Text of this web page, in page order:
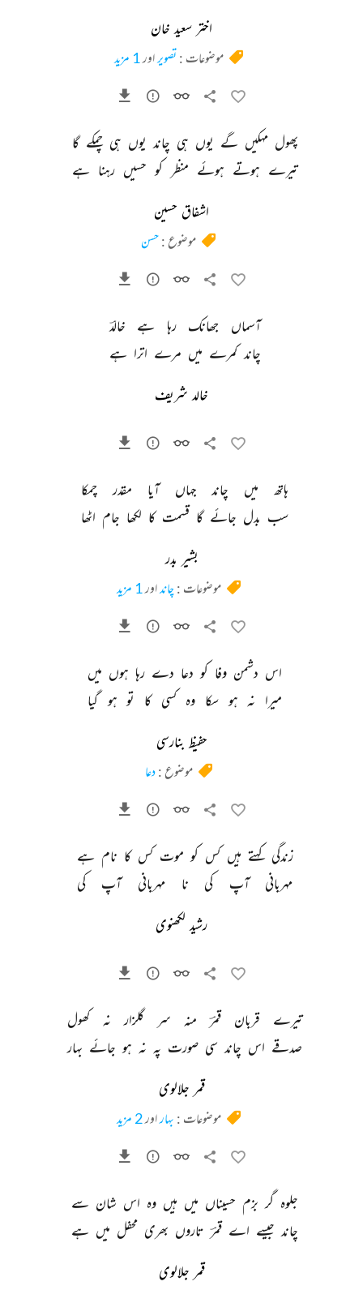
اختر سعید خان
موضوعات : تصویراور1 مزید
پھول مہکیں گے یوں ہی چاند یوں ہی چمکے گا
تیرے ہوتے ہوئے منظر کو حسیں رہنا ہے
اشفاق حسین
موضوع :حسن
آسماں جھانک رہا ہے
خالدؔ
چاند کمرے میں مرے اترا ہے
خالد شریف
ہاتھ میں چاند جہاں آیا مقدر
چمکا
سب بدل جائے گا قسمت کا لکھا جام اٹھا
بشیر بدر
موضوعات : چانداور1 مزید
اس دشمن وفا کو دعا دے رہا ہوں میں
میرا نہ ہو سکا وہ کسی کا تو ہو گیا
حفیظ بنارسی
موضوع :دعا
زندگی کہتے ہیں کس کو موت کس کا نام ہے
مہربانی
آپ کی نا مہربانی آپ کی
رشید لکھنوی
تیرے قربان قمرؔ منہ سر گلزار نہ
کھول
صدقے اس چاند سی صورت پہ نہ ہو جائے بہار
قمر جلالوی
موضوعات : بہاراور2 مزید
جلوہ گر بزم حسیناں میں ہیں وہ اس شان سے
چاند جیسے اے قمرؔ تاروں بھری محفل میں ہے
قمر جلالوی